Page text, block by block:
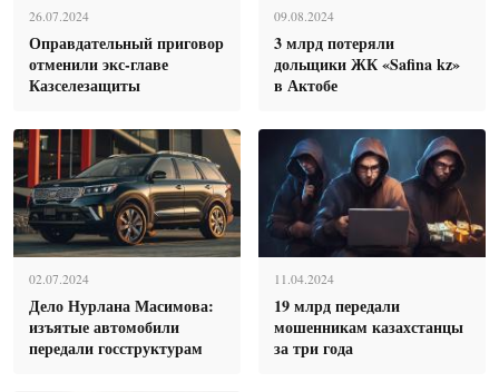
26.07.2024
Оправдательный приговор
отменили экс-главе
Казселезащиты
09.08.2024
3 млрд потеряли
дольщики ЖК «Safina kz»
в Актобе
02.07.2024
Дело Нурлана Масимова:
изъятые автомобили
передали госструктурам
11.04.2024
19 млрд передали
мошенникам казахстанцы
за три года